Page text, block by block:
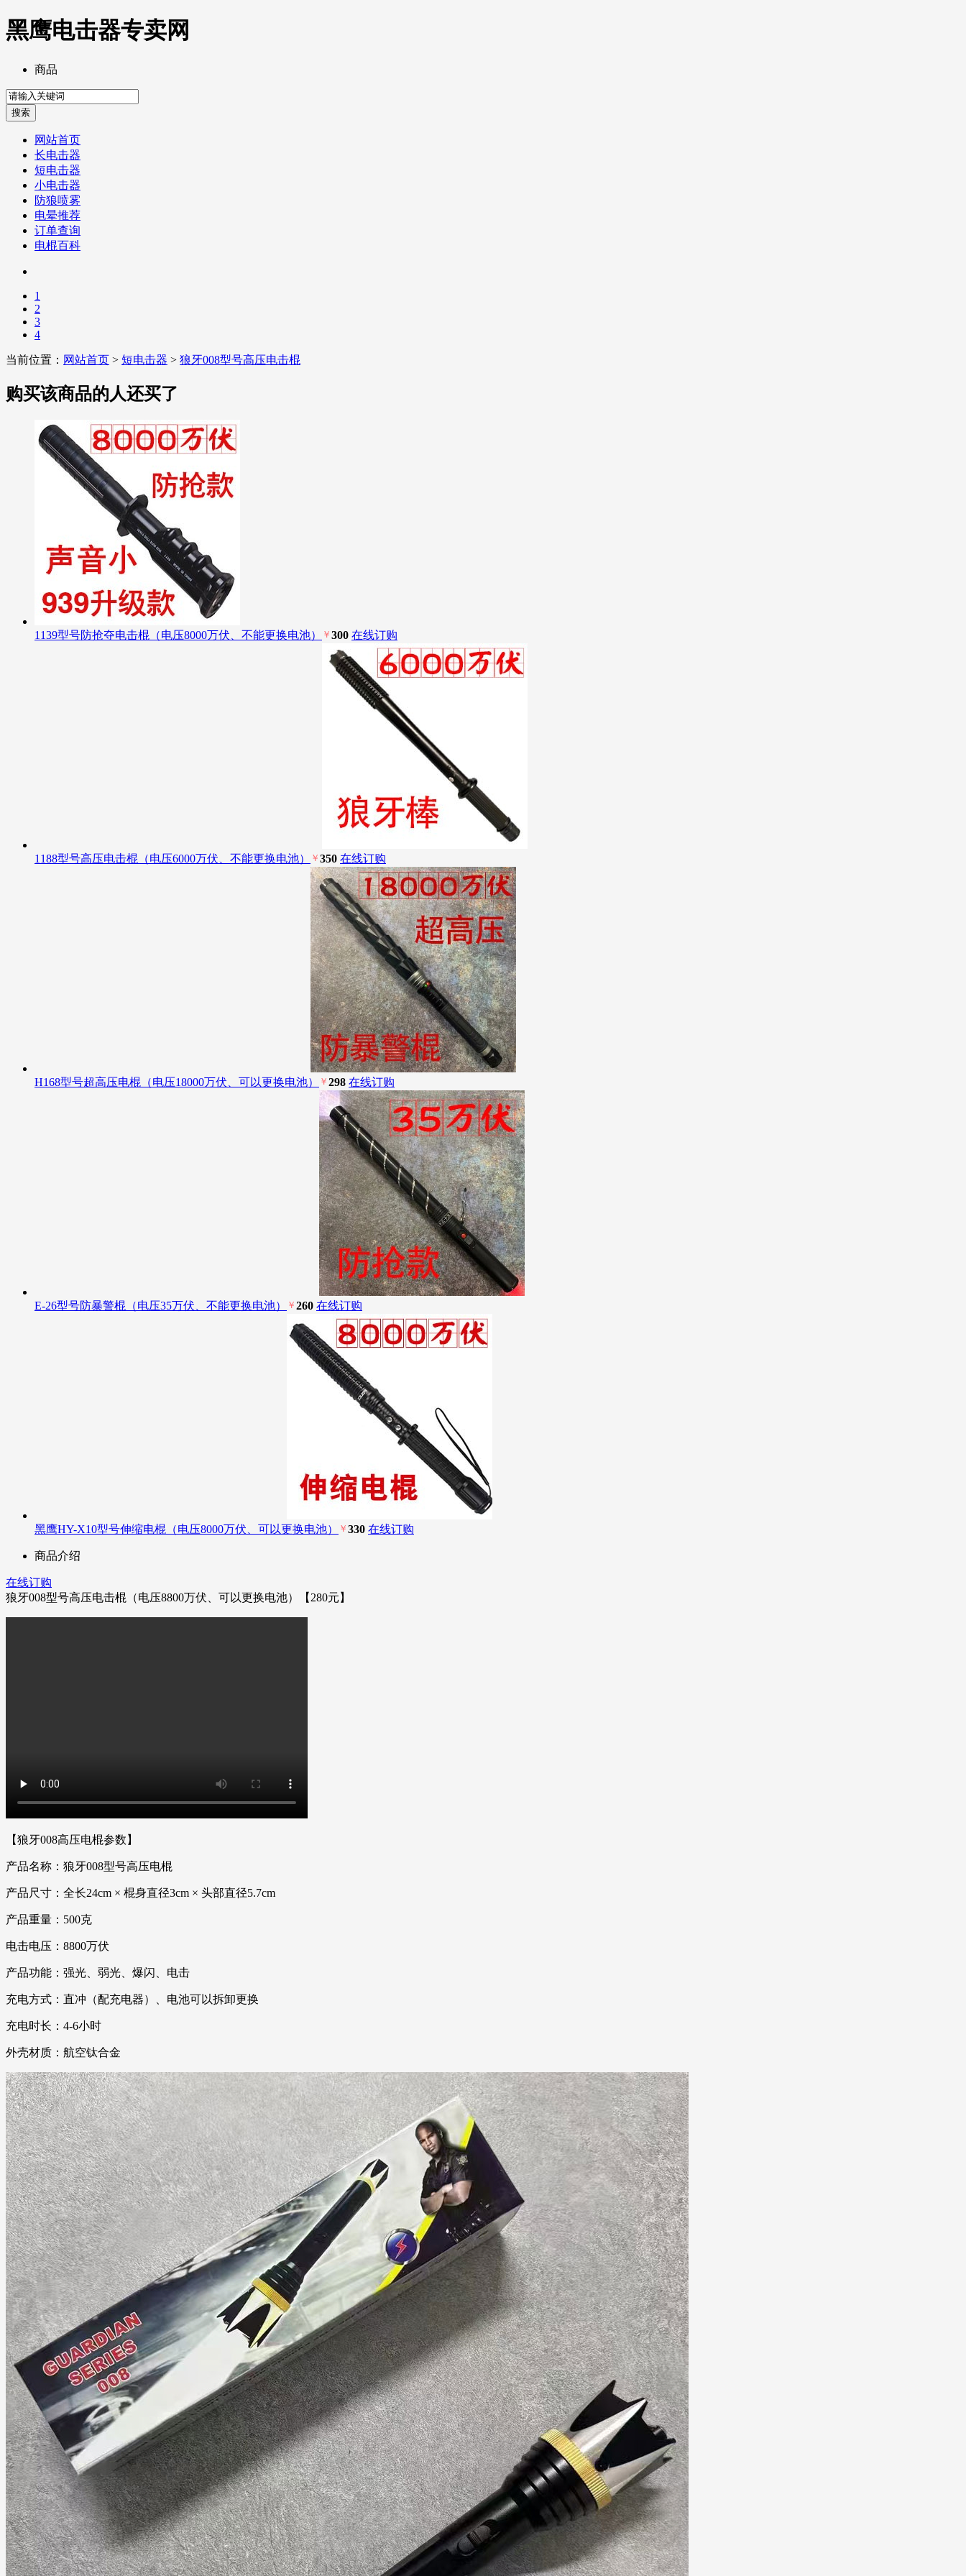
黑鹰电击器专卖网
商品
网站首页
长电击器
短电击器
小电击器
防狼喷雾
电晕推荐
订单查询
电棍百科
1
2
3
4
当前位置： 网站首页 > 短电击器 > 狼牙008型号高压电击棍
购买该商品的人还买了
1139型号防抢夺电击棍（电压8000万伏、不能更换电池） ￥ 300 在线订购
1188型号高压电击棍（电压6000万伏、不能更换电池） ￥ 350 在线订购
H168型号超高压电棍（电压18000万伏、可以更换电池） ￥ 298 在线订购
E-26型号防暴警棍（电压35万伏、不能更换电池） ￥ 260 在线订购
黑鹰HY-X10型号伸缩电棍（电压8000万伏、可以更换电池） ￥ 330 在线订购
商品介绍
在线订购
狼牙008型号高压电击棍（电压8800万伏、可以更换电池）【280元】
【狼牙008高压电棍参数】
产品名称：狼牙008型号高压电棍
产品尺寸：全长24cm × 棍身直径3cm × 头部直径5.7cm
产品重量：500克
电击电压：8800万伏
产品功能：强光、弱光、爆闪、电击
充电方式：直冲（配充电器）、电池可以拆卸更换
充电时长：4-6小时
外壳材质：航空钛合金